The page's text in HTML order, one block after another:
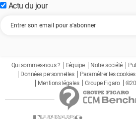
Actu du jour
Qui sommes-nous ? L'équipe Notre société
Données personnelles
Paramétrer les cookies
Mentions légales
Groupe Figaro